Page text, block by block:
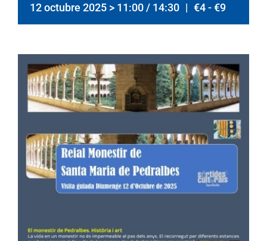
12 octubre 2025 > 11:00/ 14:30 | €4 - €9